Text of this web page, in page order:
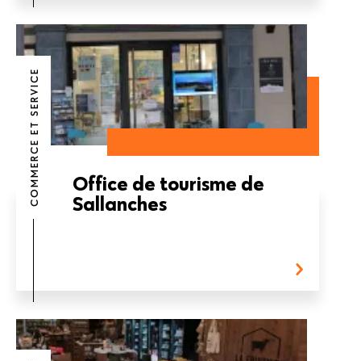
COMMERCE ET SERVICE
Office de tourisme de
Sallanches